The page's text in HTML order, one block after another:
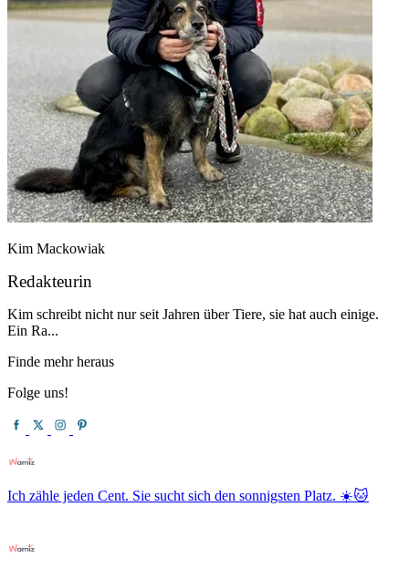
Kim Mackowiak
Redakteurin
Kim schreibt nicht nur seit Jahren über Tiere, sie hat auch einige.
Ein Ra...
Finde mehr heraus
Folge uns!
Ich zähle jeden Cent. Sie sucht sich den sonnigsten Platz. ☀️🐱